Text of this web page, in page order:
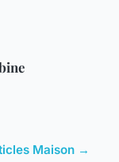
Maison →